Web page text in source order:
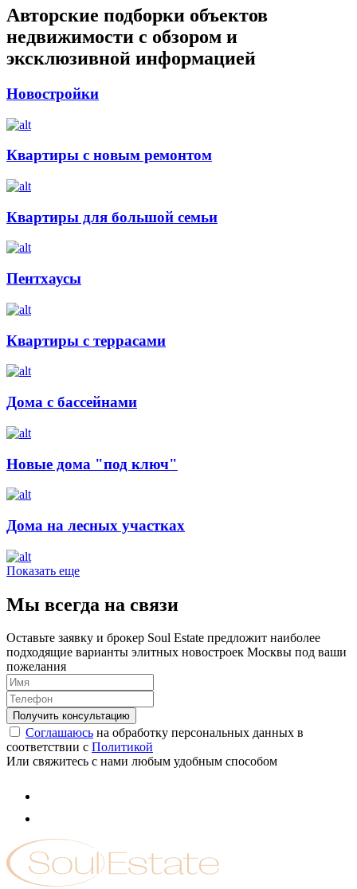
Авторские подборки объектов
недвижимости с обзором и
эксклюзивной информацией
Новостройки
Квартиры с новым ремонтом
Квартиры для большой семьи
Пентхаусы
Квартиры с террасами
Дома с бассейнами
Новые дома "под ключ"
Дома на лесных участках
Показать еще
Мы всегда на связи
Оставьте заявку и брокер Soul Estate предложит наиболее
подходящие варианты элитных новостроек Москвы под ваши
пожелания
Соглашаюсь на обработку персональных данных в
соответствии с Политикой
Или свяжитесь с нами любым удобным способом